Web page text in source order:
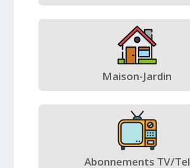
Maison-Jardin
Abonnements TV/Tel